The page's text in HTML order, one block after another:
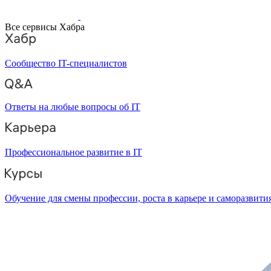
Все сервисы Хабра
Сообщество IT-специалистов
Ответы на любые вопросы об IT
Профессиональное развитие в IT
Обучение для смены профессии, роста в карьере и